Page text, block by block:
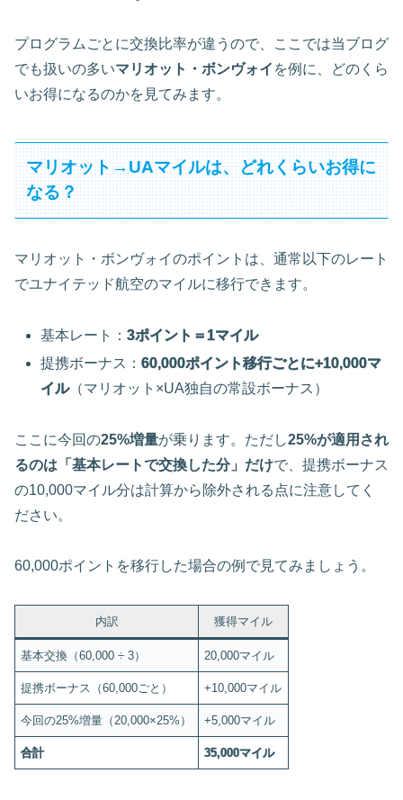
プログラムごとに交換比率が違うので、ここでは当ブログ
でも扱いの多いマリオット・ボンヴォイ を例に、どのくら
いお得になるのかを見てみます。
マリオット→UAマイルは、どれくらいお得に
なる？
マリオット・ボンヴォイのポイントは、通常以下のレート
でユナイテッド航空のマイルに移行できます。
基本レート：3ポイント＝1マイル
提携ボーナス：60,000ポイント移行ごとに+10,000マ
イル（マリオット×UA独自の常設ボーナス）
ここに今回の25%増量が乗ります。ただし25%が適用され
るのは「基本レートで交換した分」だけで、提携ボーナス
の10,000マイル分は計算から除外される点に注意してく
ださい。
60,000ポイントを移行した場合の例で見てみましょう。
内訳 獲得マイル
基本交換（60,000 ÷ 3） 20,000マイル
提携ボーナス（60,000ごと） +10,000マイル
今回の25%増量（20,000×25%） +5,000マイル
合計 35,000マイル